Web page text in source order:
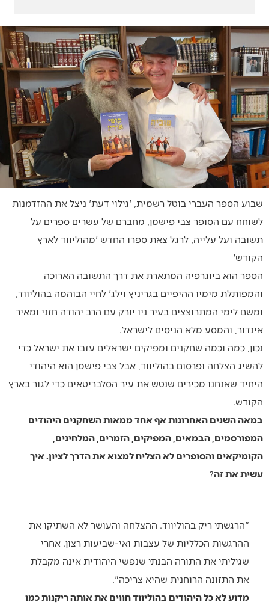
שבוע הספר העברי בוטל רשמית, 'גילוי דעת' ניצל את ההזדמנות
לשוחח עם הסופר צבי פישמן, מחברם של עשרים ספרים על
תשובה ועל עלייה, לרגל צאת ספרו החדש 'מהוליווד לארץ
הקודש'
הספר הוא ביוגרפיה המתארת את דרך התשובה הארוכה
והמפותלת מימיו ההיפיים בגריניץ וילג' לחיי הבוהמה בהוליווד,
ומשם לימי המתרוצצים בעיר ניו יורק עם הרב יהודה חזני ומאיר
אינדור, והמסע מלא הניסים לישראל.
נכון, כמה וכמה שחקנים ומפיקים ישראלים עזבו את ישראל כדי
להשיג הצלחה ופרסום בהוליווד, אבל צבי פישמן הוא היהודי
היחיד שאנחנו מכירים שנטש את עיר הסלבריטאים כדי לגור בארץ
הקודש.
במאה השנים האחרונות אף אחד ממאות השחקנים היהודים
המפורסמים, הבמאים, המפיקים, הזמרים, המלחינים,
הקומיקאים והסופרים לא הצליח למצוא את הדרך לציון. איך
עשית את זה?
"הרגשתי ריק בהוליווד. ההצלחה והעושר לא השתיקו את
ההרגשות הכלליות של עצבות ואי-שביעות רצון. אחרי
שגיליתי את התורה הבנתי שנפשי היהודית אינה מקבלת
את התזונה הרוחנית שהיא צריכה".
מדוע לא כל היהודים בהוליווד חווים את אותה ריקנות כמו